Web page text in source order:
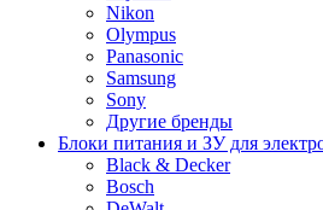
Nikon
Olympus
Panasonic
Samsung
Sony
Другие бренды
Блоки питания и ЗУ для
Black & Decker
Bosch